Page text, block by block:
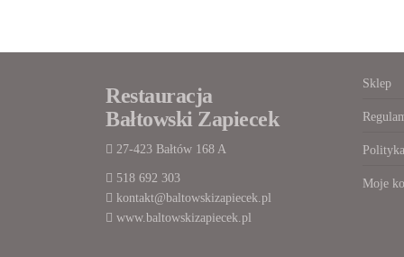
Restauracja
Bałtowski Zapiecek
27-423 Bałtów 168 A
518 692 303
kontakt@baltowskizapiecek.pl
www.baltowskizapiecek.pl
Sklep
Moje